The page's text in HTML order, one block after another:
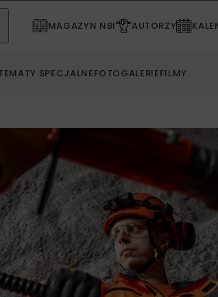
MAGAZYN NBI AUTORZY
SPECJALNEFOTOGALERIEFILMY